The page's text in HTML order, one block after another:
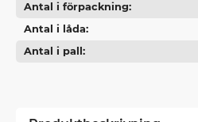
Antal i förpackning
Antal i låda
Antal i pall